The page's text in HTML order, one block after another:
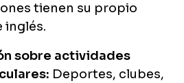
tienen su propio
inglés.
sobre actividades
Deportes, clubes,